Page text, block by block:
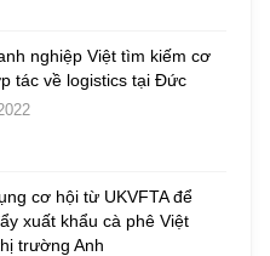
nghiệp Việt tìm kiếm cơ
tác về logistics tại Đức
cơ hội từ UKVFTA để
xuất khẩu cà phê Việt
trường Anh